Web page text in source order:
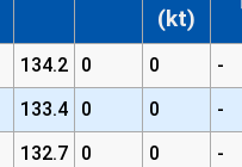
(kt)
134.2 0 0
-
133.4 0 0
-
132.7 0 0
-